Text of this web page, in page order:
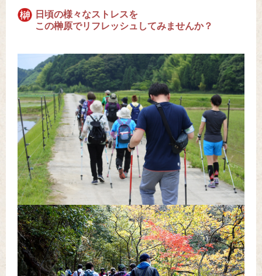
日頃の様々なストレスを
この榊原でリフレッシュしてみませんか？